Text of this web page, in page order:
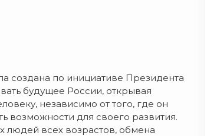
создана по инициативе Президента
будущее России, открывая
независимо от того, где он
возможности для своего развития.
людей всех возрастов, обмена